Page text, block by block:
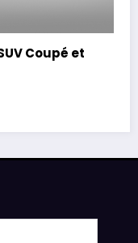
Coupé et